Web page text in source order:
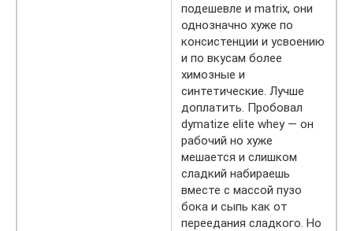
подешевле и matrix, они
однозначно хуже по
консистенции и усвоению
и по вкусам более
химозные и
синтетические. Лучше
доплатить. Пробовал
dymatize elite whey — он
рабочий но хуже
мешается и слишком
сладкий набираешь
вместе с массой пузо
бока и сыпь как от
переедания сладкого. Но